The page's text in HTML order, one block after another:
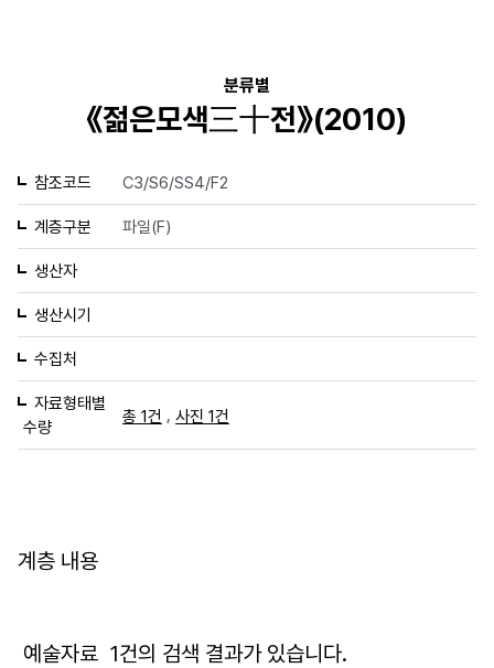
분류별
《젊은모색三十전》(2010)
참조코드 C3/S6/SS4/F2
계층구분 파일(F)
생산자
생산시기
수집처
자료형태별
수량
총 1건 , 사진 1건
계층 내용
예술자료 1건의 검색 결과가 있습니다.